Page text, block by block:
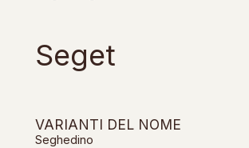
Seget
VARIANTI DEL NOME
Seghedino